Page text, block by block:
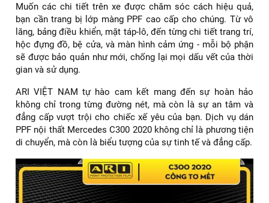
Muốn các chi tiết trên xe được chăm sóc cách hiệu quả,
bạn cần trang bị lớp màng PPF cao cấp cho chúng. Từ vô
lăng, bảng điều khiển, mặt táp-lô, đến từng chi tiết trang trí,
hộc đựng đồ, bệ cửa, và màn hình cảm ứng - mỗi bộ phận
sẽ được bảo quản như mới, chống lại mọi dấu vết của thời
gian và sử dụng.
ARI VIỆT NAM tự hào cam kết mang đến sự hoàn hảo
không chỉ trong từng đường nét, mà còn là sự an tâm và
đẳng cấp vượt trội cho chiếc xế yêu của bạn. Dịch vụ dán
PPF nội thất Mercedes C300 2020 không chỉ là phương tiện
di chuyển, mà còn là biểu tượng của sự tinh tế và đẳng cấp.